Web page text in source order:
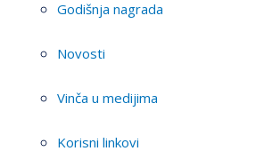
Godišnja nagrada
Novosti
Vinča u medijima
Korisni linkovi